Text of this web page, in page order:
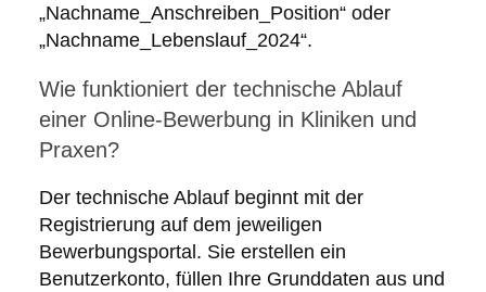
„Nachname_Anschreiben_Position“ oder
„Nachname_Lebenslauf_2024“.
Wie funktioniert der technische Ablauf
einer Online-Bewerbung in Kliniken und
Praxen?
Der technische Ablauf beginnt mit der
Registrierung auf dem jeweiligen
Bewerbungsportal. Sie erstellen ein
Benutzerkonto, füllen Ihre Grunddaten aus und